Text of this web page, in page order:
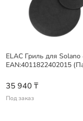
ELAC Гриль для
EAN:4011822402015
35 940 ₸
Под заказ